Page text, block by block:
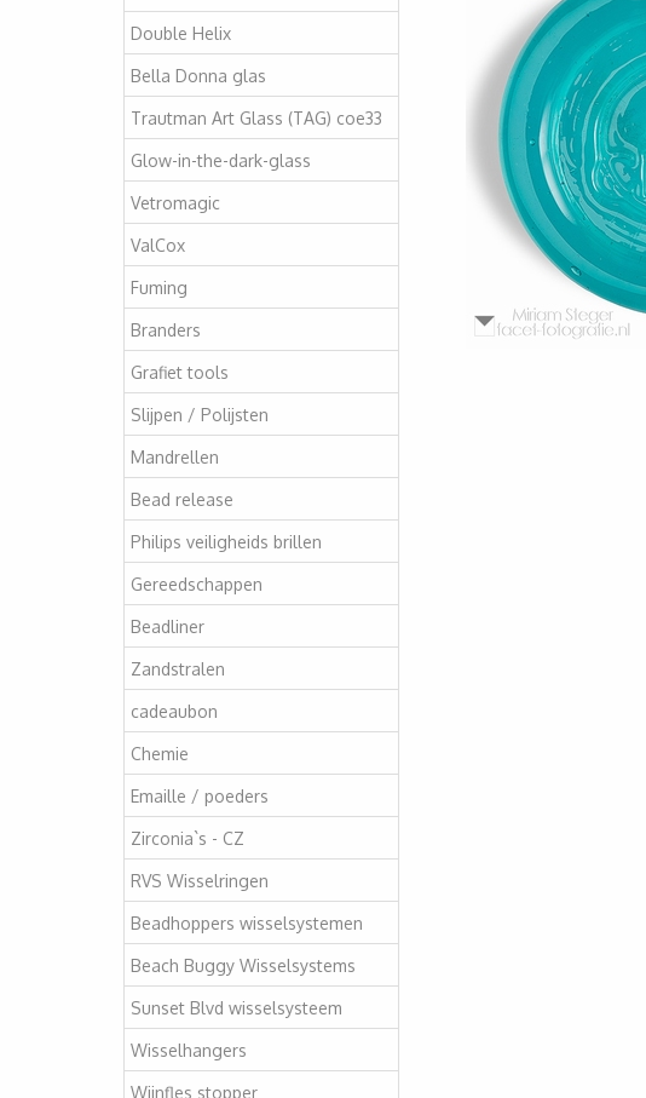
Double Helix
Bella Donna glas
Trautman Art Glass (TAG) coe33
Glow-in-the-dark-glass
Vetromagic
ValCox
Fuming
Branders
Grafiet tools
Slijpen / Polijsten
Mandrellen
Bead release
Philips veiligheids brillen
Gereedschappen
Beadliner
Zandstralen
cadeaubon
Chemie
Emaille / poeders
Zirconia`s - CZ
RVS Wisselringen
Beadhoppers wisselsystemen
Beach Buggy Wisselsystems
Sunset Blvd wisselsysteem
Wisselhangers
Wijnfles stopper